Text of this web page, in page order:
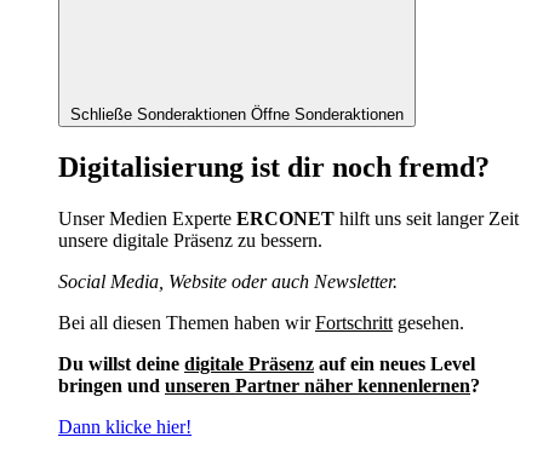
Schließe Sonderaktionen Öffne Sonderaktionen
Digitalisierung ist dir noch fremd?
Unser Medien Experte ERCONET hilft uns seit langer Zeit
unsere digitale Präsenz zu bessern.
Social Media, Website oder auch Newsletter.
Bei all diesen Themen haben wirFortschritt gesehen.
Du willst deine digitale Präsenz auf ein neues Level
bringen und unseren Partner näher kennenlernen?
Dann klicke hier!